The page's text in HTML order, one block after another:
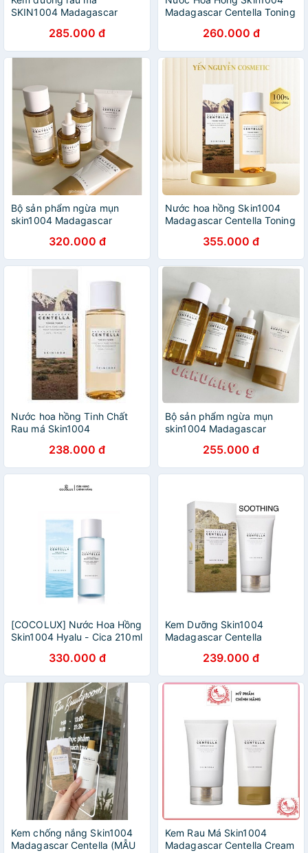
SKIN1004 Madagascar
285.000 đ
Madagascar Centella Toning
260.000 đ
Bộ sản phẩm ngừa mụn
skin1004 Madagascar
320.000 đ
Nước hoa hồng Skin1004
Madagascar Centella Toning
355.000 đ
Nước hoa hồng Tinh Chất
Rau má Skin1004
238.000 đ
Bộ sản phẩm ngừa mụn
skin1004 Madagascar
255.000 đ
[COCOLUX] Nước Hoa Hồng
Skin1004 Hyalu - Cica 210ml
330.000 đ
Kem Dưỡng Skin1004
Madagascar Centella
239.000 đ
Kem chống nắng Skin1004
Madagascar Centella (MẪU
Kem Rau Má Skin1004
Madagascar Centella Cream